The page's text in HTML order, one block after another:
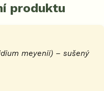
produktu
meyenii) – sušený